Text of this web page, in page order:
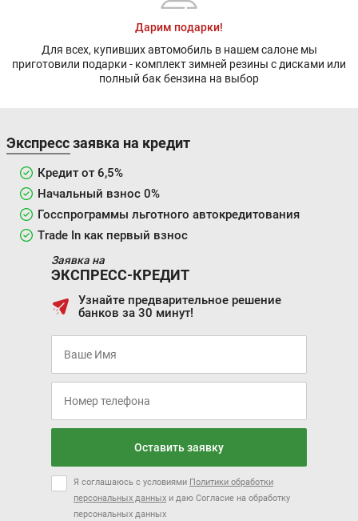
Дарим подарки!
Для всех, купивших автомобиль в нашем салоне мы
приготовили подарки - комплект зимней резины с дисками или
полный бак бензина на выбор
Экспресс заявка на кредит
Кредит от 6,5%
Начальный взнос 0%
Госспрограммы льготного автокредитования
Trade In как первый взнос
Заявка на
ЭКСПРЕСС-КРЕДИТ
Узнайте предварительное решение
банков за 30 минут!
Оставить заявку
Я соглашаюсь с условиями Политики обработки
персональных данных и даю Согласие на обработку
персональных данных